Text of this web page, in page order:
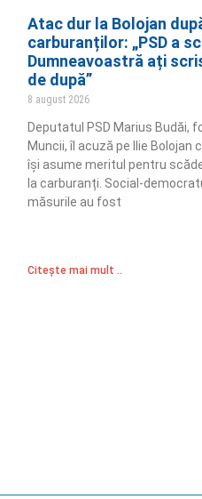
Atac dur la Bolojan
carburanților: „PSD a
Dumneavoastră ați
de după”
8 august 2026
Deputatul PSD Marius Budăi,
Muncii, îl acuză pe Ilie Bolojan
își asume meritul pentru
la carburanți. Social-
măsurile au fost
Citește mai mult ..